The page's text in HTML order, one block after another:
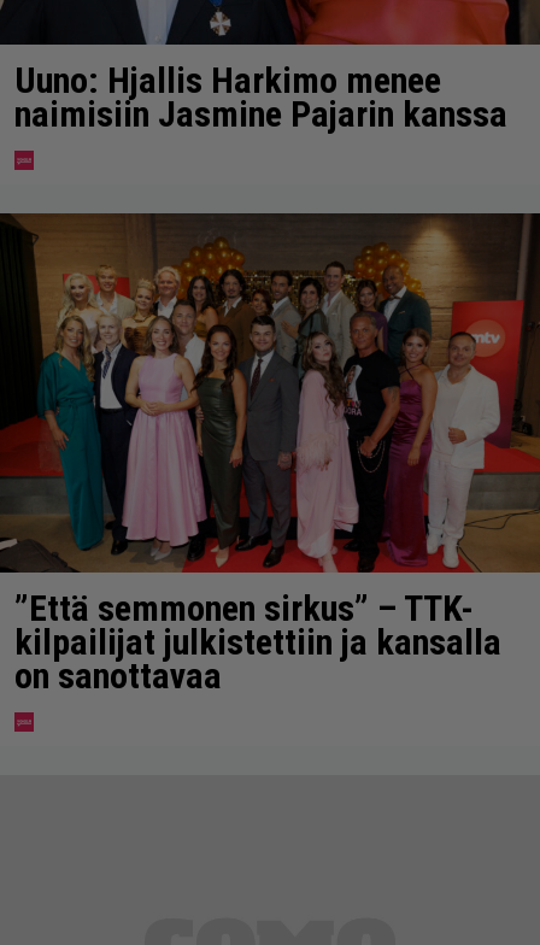
Uuno: Hjallis Harkimo menee
naimisiin Jasmine Pajarin kanssa
”Että semmonen sirkus” – TTK-
kilpailijat julkistettiin ja kansalla
on sanottavaa